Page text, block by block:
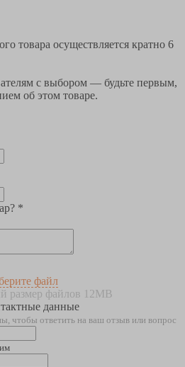
товара осуществляется кратно 6
с выбором — будьте первым,
об этом товаре.
*
файл
размер файлов 12MB
данные
чтобы ответить на ваш отзыв или вопрос